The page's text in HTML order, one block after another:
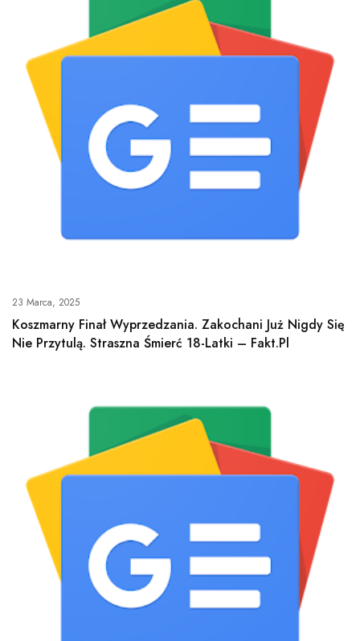
23 Marca, 2025
Koszmarny Finał Wyprzedzania. Zakochani Już Nigdy Się
Nie Przytulą. Straszna Śmierć 18-Latki – Fakt.pl